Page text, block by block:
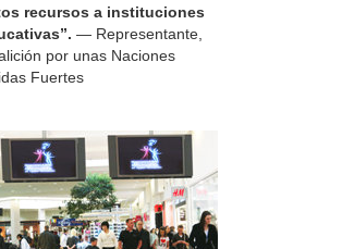
recursos a instituciones
— Representante,
por unas Naciones
Fuertes